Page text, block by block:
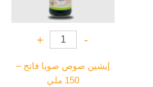
-
+
إيشين صوص صويا فاتح –
150 ملي